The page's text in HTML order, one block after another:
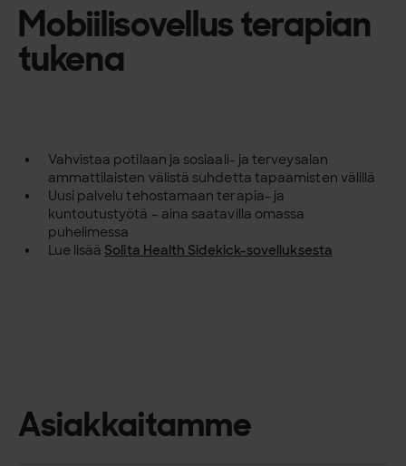
Mobiilisovellus terapian
tukena
Vahvistaa potilaan ja sosiaali- ja terveysalan
ammattilaisten välistä suhdetta tapaamisten välillä
Uusi palvelu tehostamaan terapia- ja
kuntoutustyötä – aina saatavilla omassa
puhelimessa
Lue lisää Solita Health Sidekick-sovelluksesta
Asiakkaitamme